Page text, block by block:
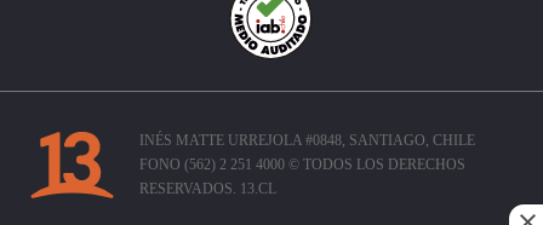
INÉS MATTE URREJOLA #0848, SANTIAGO, CHILE
FONO (562) 2 251 4000 © TODOS LOS DERECHOS
RESERVADOS. 13.CL